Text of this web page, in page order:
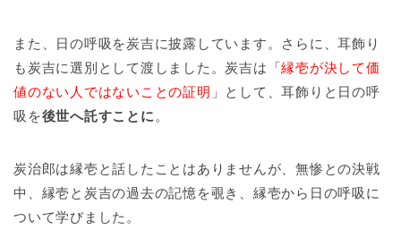
また、日の呼吸を炭吉に披露しています。さらに、耳飾り
も炭吉に選別として渡しました。炭吉は「縁壱が決して価
値のない人ではないことの証明 」として、耳飾りと日の呼
吸を後世へ託すことに。
炭治郎は縁壱と話したことはありませんが、無惨との決戦
中、縁壱と炭吉の過去の記憶を覗き、縁壱から日の呼吸に
ついて学びました。